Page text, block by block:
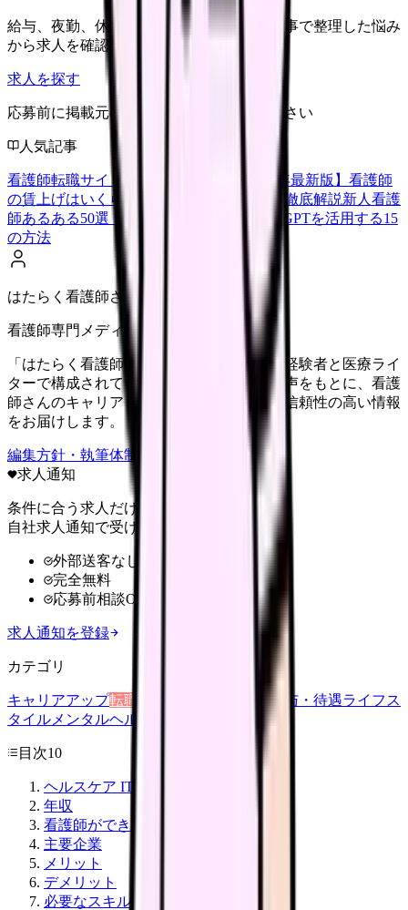
給与、夜勤、休み、ブランクなど、この記事で整理した悩み
から求人を確認できます。
求人を探す
応募前に掲載元の最新情報を確認してください
人気記事
看護師転職サイトランキングTOP5【2026年最新版】 看護師
の賃上げはいくら？2026年度の最新情報を徹底解説新人看護
師あるある50選【共感必至】
看護師がChatGPTを活用する15
の方法
はたらく看護師さん編集部
看護師専門メディア
「はたらく看護師さん」編集部は、看護師経験者と医療ライ
ターで構成されています。現場のリアルな声をもとに、看護
師さんのキャリア・転職・働き方に関する信頼性の高い情報
をお届けします。
編集方針・執筆体制・監修体制を見る
求人通知
条件に合う求人だけ
自社求人通知で受け取る
外部送客なし
完全無料
応募前相談OK
求人通知を登録
カテゴリ
キャリアアップ転職ガイド 職場環境給与・待遇ライフス
タイル メンタルヘルス
目次10
ヘルスケア IT の領域
年収
看護師ができる職種
主要企業
メリット
デメリット
必要なスキル